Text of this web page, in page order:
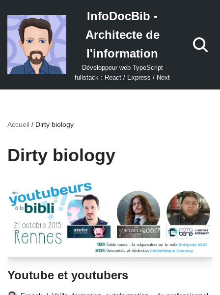
Aller
au
contenu
InfoDocBib -
Architecte de
l'information
Développeur web TypeScript
fullstack : React / Express / Next
Accueil / Dirty biology
Dirty biology
Youtube et youtubers